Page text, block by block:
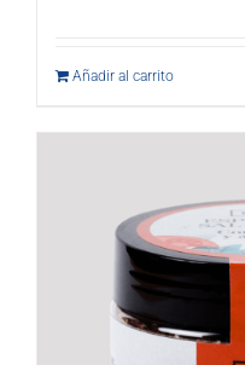
Añadir al carrito